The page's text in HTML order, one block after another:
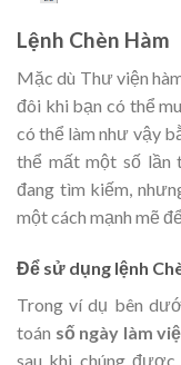
Lệnh Chèn Hàm
Mặc dù Thư viện
đôi khi bạn có thể
có thể làm như vậy
thể mất một số lần
đang tìm kiếm,
một cách mạnh mẽ
Để sử dụng lệnh
Trong ví dụ bên
toán số ngày làm
sau khi chúng